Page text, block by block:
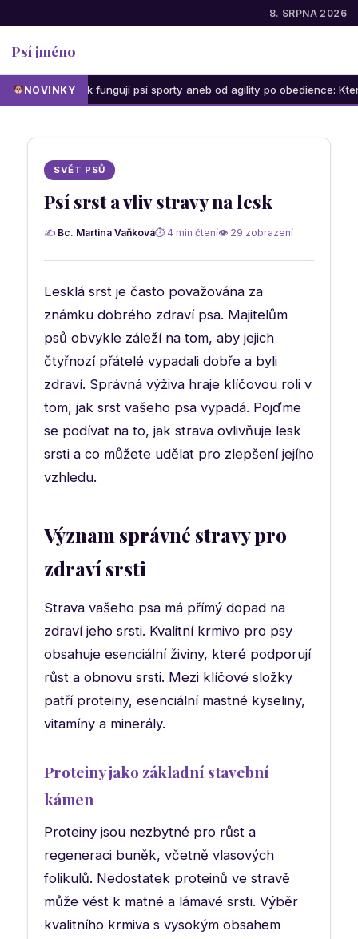
8. SRPNA 2026
Psí jméno
NOVINKY
Jak fungují psí sporty aneb od agility po obedience: Která
SVĚT PSŮ
Psí srst a vliv stravy na lesk
✍ Bc. Martina Vaňková⏱ 4 min čtení👁 29 zobrazení
Lesklá srst je často považována za
známku dobrého zdraví psa. Majitelům
psů obvykle záleží na tom, aby jejich
čtyřnozí přátelé vypadali dobře a byli
zdraví. Správná výživa hraje klíčovou roli v
tom, jak srst vašeho psa vypadá. Pojďme
se podívat na to, jak strava ovlivňuje lesk
srsti a co můžete udělat pro zlepšení jejího
vzhledu.
Význam správné stravy pro
zdraví srsti
Strava vašeho psa má přímý dopad na
zdraví jeho srsti. Kvalitní krmivo pro psy
obsahuje esenciální živiny, které podporují
růst a obnovu srsti. Mezi klíčové složky
patří proteiny, esenciální mastné kyseliny,
vitamíny a minerály.
Proteiny jako základní stavební
kámen
Proteiny jsou nezbytné pro růst a
regeneraci buněk, včetně vlasových
folikulů. Nedostatek proteinů ve stravě
může vést k matné a lámavé srsti. Výběr
kvalitního krmiva s vysokým obsahem